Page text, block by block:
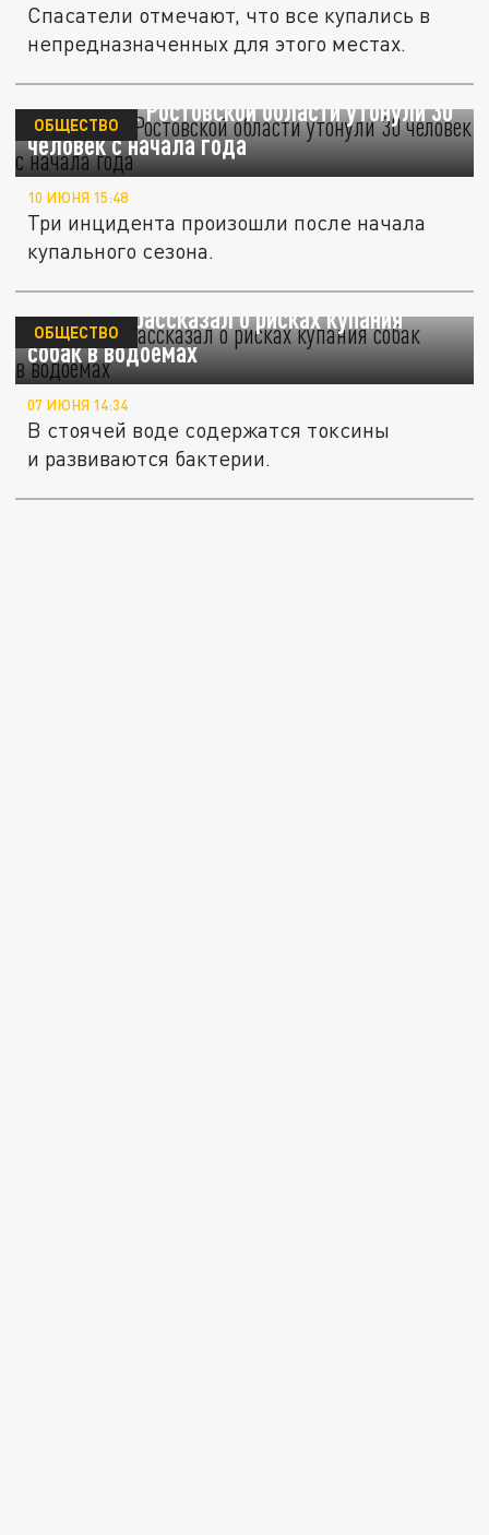
Спасатели отмечают, что все купались в
непредназначенных для этого местах.
В водоёмах Ростовской области утонули 30
человек с начала года
ОБЩЕСТВО
10 ИЮНЯ 15:48
Три инцидента произошли после начала
купального сезона.
Ветеринар рассказал о рисках купания
собак в водоемах
ОБЩЕСТВО
07 ИЮНЯ 14:34
В стоячей воде содержатся токсины
и развиваются бактерии.